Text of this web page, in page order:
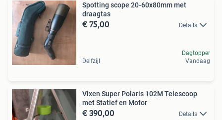
Spotting scope 20-60x80mm met
draagtas
€ 75,00 Details
Delfzijl
Dagtopper
Vandaag
Vixen Super Polaris 102M Telescoop
met Statief en Motor
€ 390,00 Details